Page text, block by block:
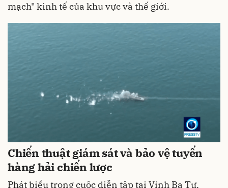
mạch" kinh tế của khu vực và thế giới.
Chiến thuật giám sát và bảo vệ tuyến
hàng hải chiến lược
Phát biểu trong cuộc diễn tập tại Vịnh Ba Tư,